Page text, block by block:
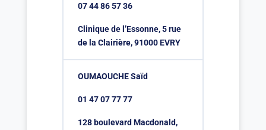
07 44 86 57 36
Clinique de l’Essonne, 5 rue
de la Clairière, 91000 EVRY
OUMAOUCHE Saïd
01 47 07 77 77
128 boulevard Macdonald,